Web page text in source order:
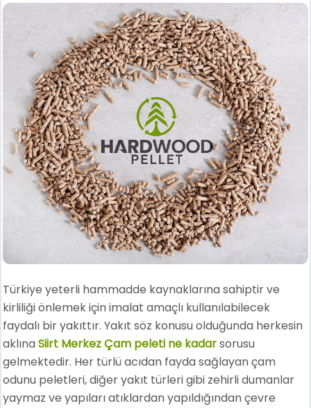
Türkiye yeterli hammadde kaynaklarına sahiptir ve
kirliliği önlemek için imalat amaçlı kullanılabilecek
faydalı bir yakıttır. Yakıt söz konusu olduğunda herkesin
aklınaSiirt Merkez Çam peleti ne kadarsorusu
gelmektedir. Her türlü acıdan fayda sağlayan çam
odunu peletleri, diğer yakıt türleri gibi zehirli dumanlar
yaymaz ve yapıları atıklardan yapıldığından çevre